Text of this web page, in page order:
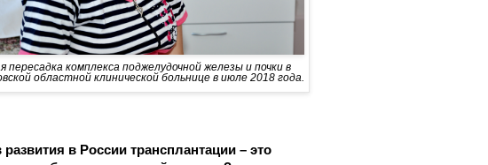
пересадка комплекса поджелудочной железы и почки в
областной клинической больнице в июле 2018 года.
в России трансплантации – это